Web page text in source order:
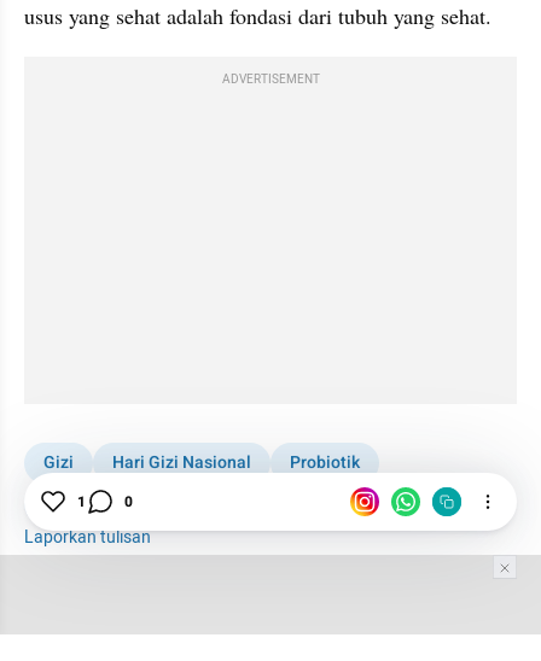
usus yang sehat adalah fondasi dari tubuh yang sehat.
ADVERTISEMENT
Gizi Hari Gizi Nasional
Probiotik
Kesehatan usus
Antibiotik
Laporkan tulisan
1 0